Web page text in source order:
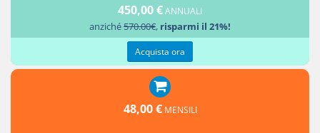
450,00 €ANNUALI
anziché570.00€, risparmi il 21%!
Acquista ora
48,00 € MENSILI